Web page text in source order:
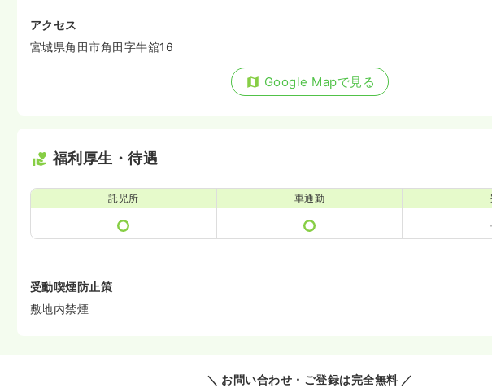
アクセス
宮城県角田市角田字牛舘16
Google Mapで見る
福利厚生・待遇
託児所 車通勤
受動喫煙防止策
敷地内禁煙
＼ お問い合わせ・ご登録は完全無料 ／